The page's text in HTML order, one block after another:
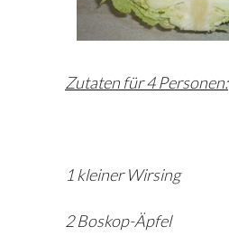
Zutaten für 4 Personen:
1 kleiner Wirsing
2 Boskop-Äpfel